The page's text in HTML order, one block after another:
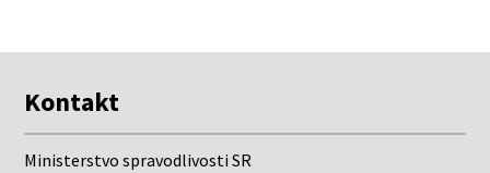
Kontakt
Ministerstvo spravodlivosti SR